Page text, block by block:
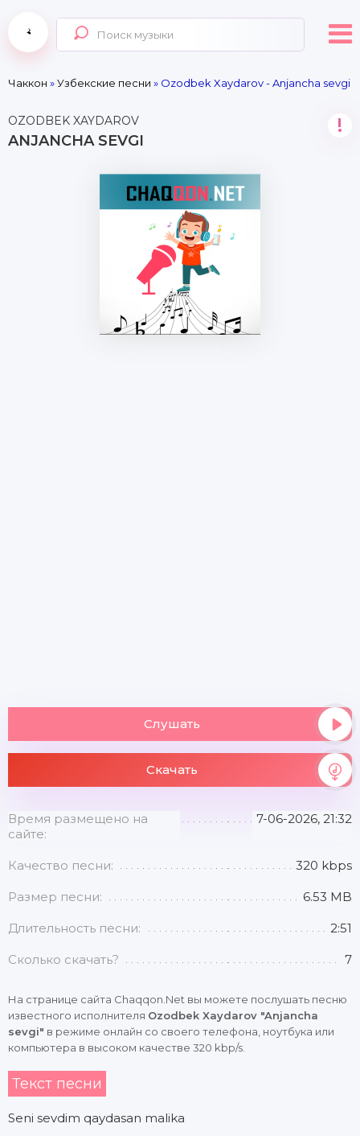
Чаккон »Узбекские песни » Ozodbek Xaydarov - Anjancha sevgi
OZODBEK XAYDAROV
ANJANCHA SEVGI
!
Слушать
Скачать
Время размещено на
сайте:
7-06-2026, 21:32
Качество песни: 320 kbps
Размер песни: 6.53 MB
Длительность песни: 2:51
Сколько скачать? 7
На странице сайта Chaqqon.Net вы можете послушать песню
известного исполнителя Ozodbek Xaydarov "Anjancha
sevgi" в режиме онлайн со своего телефона, ноутбука или
компьютера в высоком качестве 320 kbp/s.
Текст песни
Seni sevdim qaydasan malika